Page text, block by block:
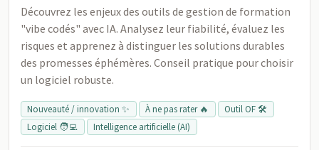
Découvrez les enjeux des outils de gestion de formation
"vibe codés" avec IA. Analysez leur fiabilité, évaluez les
risques et apprenez à distinguer les solutions durables
des promesses éphémères. Conseil pratique pour choisir
un logiciel robuste.
Nouveauté / innovation ✨ À ne pas rater 🔥
Outil OF 🛠️
Logiciel 🧑‍💻
Intelligence artificielle (AI)